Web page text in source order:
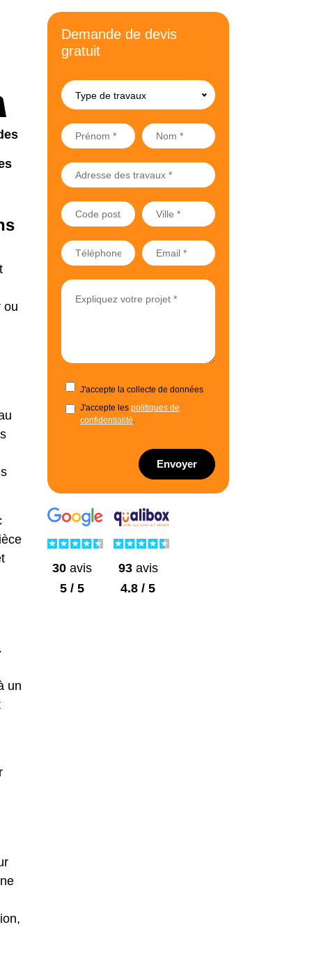
ou
un
Demande de devis
gratuit
Type de travaux
J'accepte la collecte de données
J'accepte les politiques de
confidentialité.
Envoyer
30avis
5 / 5
93avis
4.8 / 5